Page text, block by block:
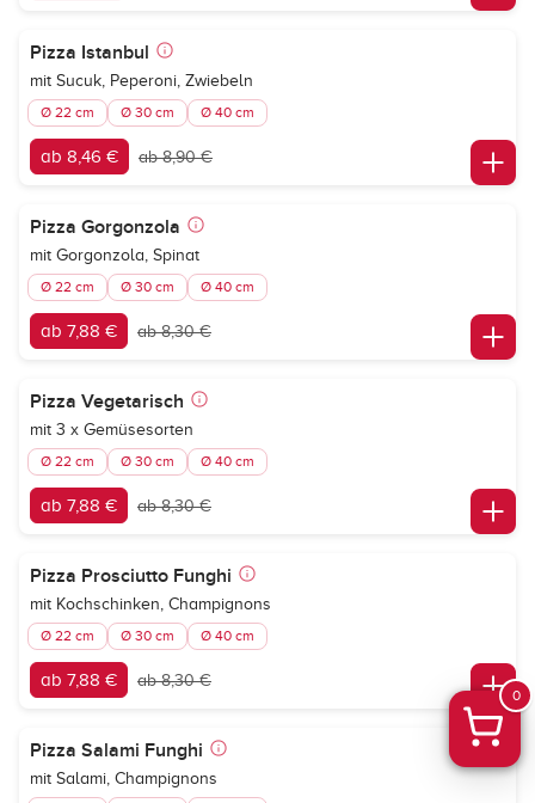
Pizza Istanbul
mit Sucuk, Peperoni, Zwiebeln
Ø 22 cm Ø 30 cm Ø 40 cm
ab 8,46 € ab 8,90 €
Pizza Gorgonzola
mit Gorgonzola, Spinat
Ø 22 cm Ø 30 cm Ø 40 cm
ab 7,88 € ab 8,30 €
Pizza Vegetarisch
mit 3 x Gemüsesorten
Ø 22 cm Ø 30 cm Ø 40 cm
ab 7,88 € ab 8,30 €
Pizza Prosciutto Funghi
mit Kochschinken, Champignons
Ø 22 cm Ø 30 cm Ø 40 cm
ab 7,88 € ab 8,30 €
Pizza Salami Funghi
mit Salami, Champignons
0